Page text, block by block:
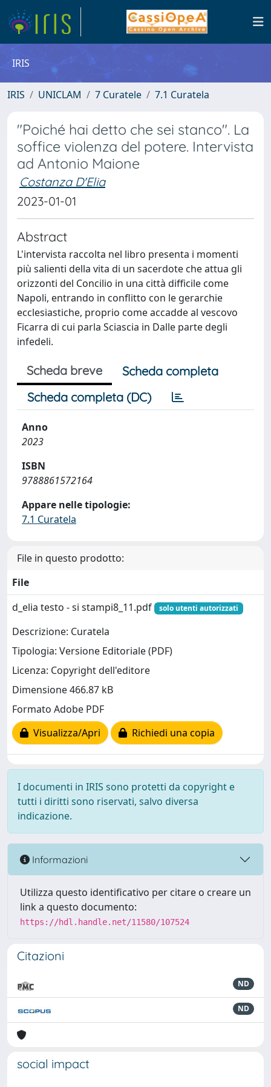
IRIS
IRIS UNICLAM 7 Curatele 7.1 Curatela
"Poiché hai detto che sei stanco". La
soffice violenza del potere. Intervista
ad Antonio Maione
Costanza D'Elia
2023-01-01
Abstract
L'intervista raccolta nel libro presenta i momenti
più salienti della vita di un sacerdote che attua gli
orizzonti del Concilio in una città difficile come
Napoli, entrando in conflitto con le gerarchie
ecclesiastiche, proprio come accadde al vescovo
Ficarra di cui parla Sciascia in Dalle parte degli
infedeli.
Scheda breve
Scheda completa
Scheda completa (DC)
Anno
2023
ISBN
9788861572164
Appare nelle tipologie:
7.1 Curatela
File in questo prodotto:
File
d_elia testo - si stampi8_11.pdf
solo utenti autorizzati
Descrizione: Curatela
Tipologia: Versione Editoriale (PDF)
Licenza: Copyright dell'editore
Dimensione 466.87 kB
Formato Adobe PDF
Visualizza/Apri
Richiedi una copia
I documenti in IRIS sono protetti da copyright e
tutti i diritti sono riservati, salvo diversa
indicazione.
Informazioni
Utilizza questo identificativo per citare o creare un
link a questo documento:
https://hdl.handle.net/11580/107524
Citazioni
ND
ND
social impact